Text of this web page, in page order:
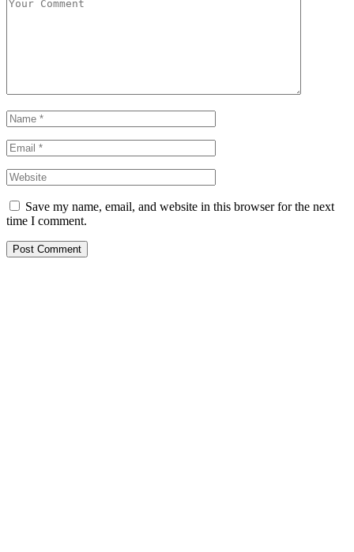
Save my name, email, and website in this browser for the next
time I comment.